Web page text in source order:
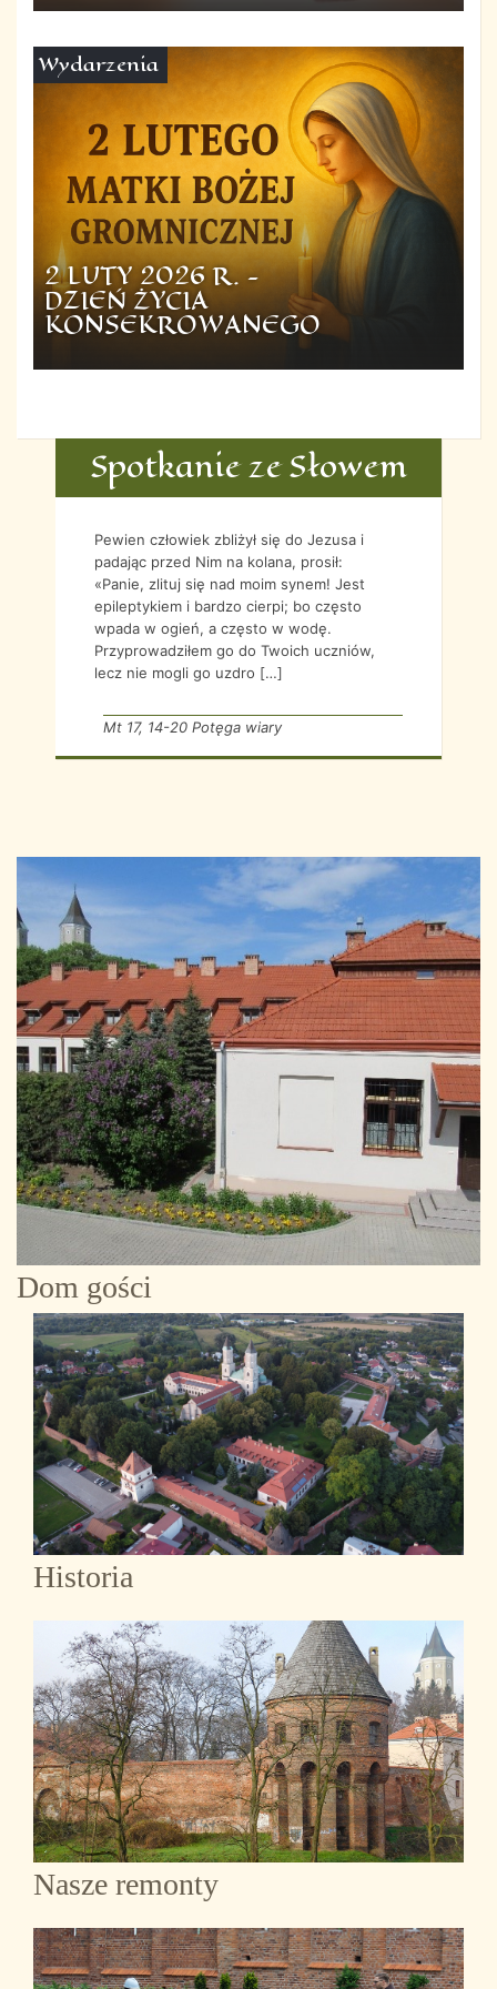
2 LUTY 2026 R. -
DZIEŃ ŻYCIA
KONSEKROWANEGO
Wydarzenia
Spotkanie ze Słowem
Pewien człowiek zbliżył się do Jezusa i
padając przed Nim na kolana, prosił:
«Panie, zlituj się nad moim synem! Jest
epileptykiem i bardzo cierpi; bo często
wpada w ogień, a często w wodę.
Przyprowadziłem go do Twoich uczniów,
lecz nie mogli go uzdro […]
Mt 17, 14-20 Potęga wiary
Dom gości
Historia
Nasze remonty